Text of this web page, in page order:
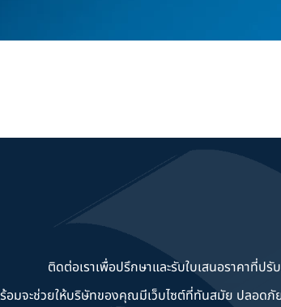
ติดต่อเราเพื่อปรึกษาและรับใบเสนอราคาที่
อมจะช่วยให้บริษัทของคุณมีเว็บไซต์ที่ทันสมัย ปลอด